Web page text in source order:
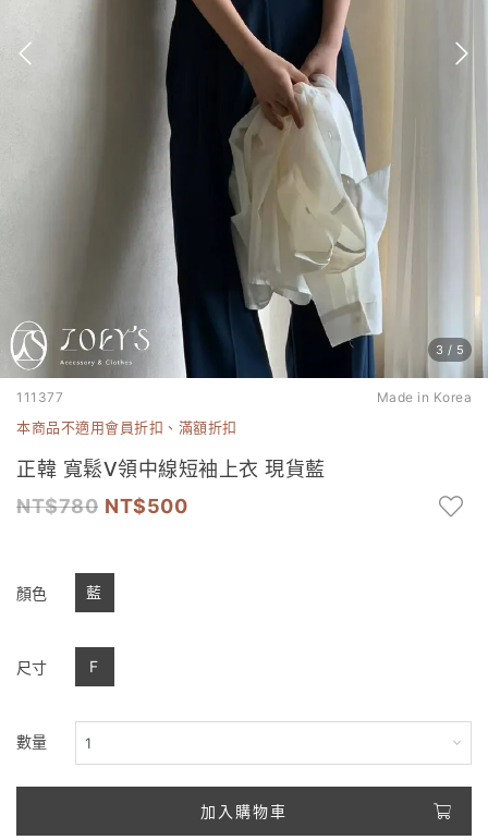
3 / 5
111377 Made in Korea
本商品不適用會員折扣、滿額折扣
正韓 寬鬆V領中線短袖上衣 現貨藍
780
500
顏色 藍
尺寸 F
數量
加入購物車